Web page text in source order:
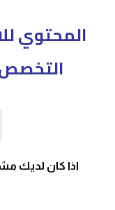
المحتوي
اذا كان لديك